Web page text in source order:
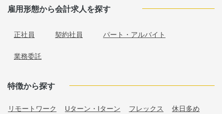
雇用形態から会計求人を探す
正社員 契約社員 パート・アルバイト
業務委託
特徴から探す
リモートワーク Uターン・Iターン フレックス 休日多め